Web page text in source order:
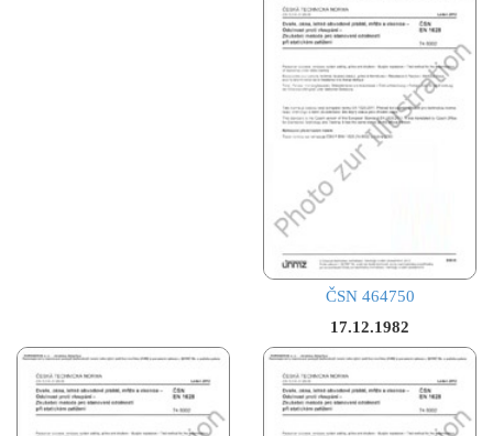
ČSN 464750
17.12.1982